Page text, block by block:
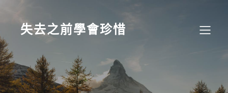
content
失去之前學會珍惜